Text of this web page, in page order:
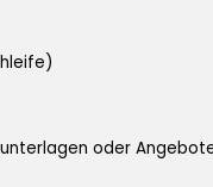
oder